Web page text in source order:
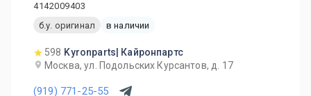
4142009403
б.у. оригинал
в наличии
598 Kyronparts| Кайронпартс
Москва, ул. Подольских Курсантов, д. 17
(919) 771-25-55